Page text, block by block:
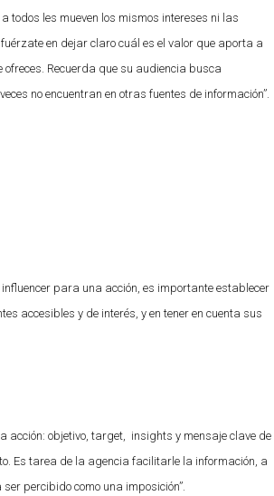
todos les mueven los mismos intereses ni las
en dejar claro cuál es el valor que aporta a
Recuerda que su audiencia busca
no encuentran en otras fuentes de información”.
para una acción, es importante establecer
accesibles y de interés, y en tener en cuenta sus
acción: objetivo, target, insights y mensaje clave de
Es tarea de la agencia facilitarle la información, a
percibido como una imposición”.